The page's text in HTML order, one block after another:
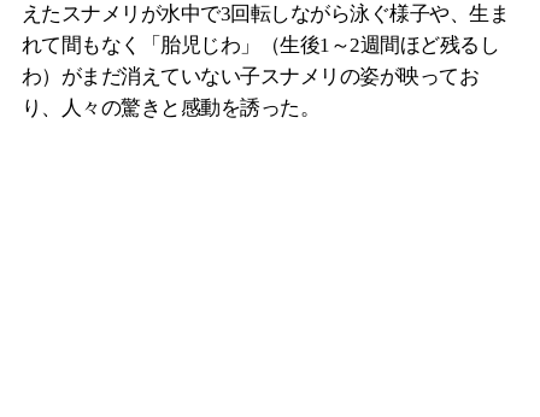
えたスナメリが水中で3回転しながら泳ぐ様子や、生ま
れて間もなく「胎児じわ」（生後1～2週間ほど残るし
わ）がまだ消えていない子スナメリの姿が映ってお
り、人々の驚きと感動を誘った。